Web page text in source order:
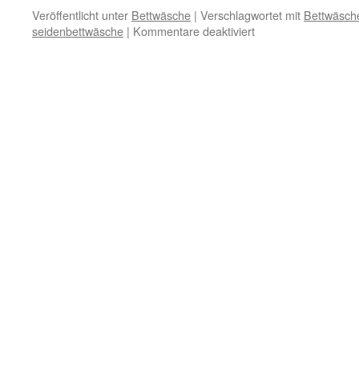
Veröffentlicht unter Bettwäsche | Verschlagwortet mit
seidenbettwäsche | Kommentare deaktiviertfür